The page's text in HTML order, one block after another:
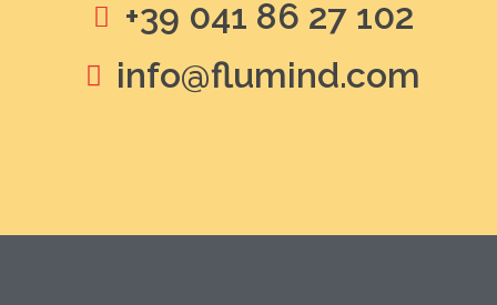
+39 041 86 27 102
info@flumind.com